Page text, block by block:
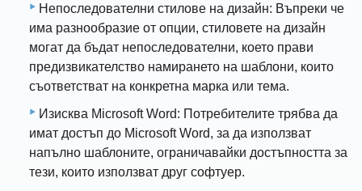
Непоследователни стилове на дизайн: Въпреки че
има разнообразие от опции, стиловете на дизайн
могат да бъдат непоследователни, което прави
предизвикателство намирането на шаблони, които
съответстват на конкретна марка или тема.
Изисква Microsoft Word: Потребителите трябва да
имат достъп до Microsoft Word, за да използват
напълно шаблоните, ограничавайки достъпността за
тези, които използват друг софтуер.